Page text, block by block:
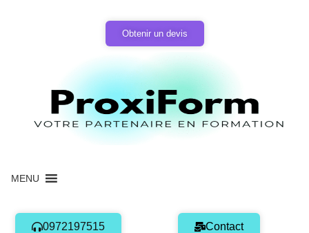
Obtenir un devis
MENU
0972197515 Contact